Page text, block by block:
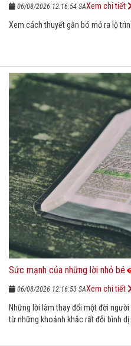
06/08/2026 12:16:54 SA
Xem cách thuyết gắn bó mở ra lộ
Xem chi tiết
Sức mạnh của những lời nhỏ bé
06/08/2026 12:16:53 SA
Những lời làm thay đổi một đời
từ những khoảnh khắc rất đỗi bình dị.
Xem chi tiết